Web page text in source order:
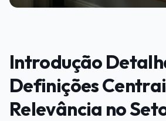
Introdução
Definições
Relevância no